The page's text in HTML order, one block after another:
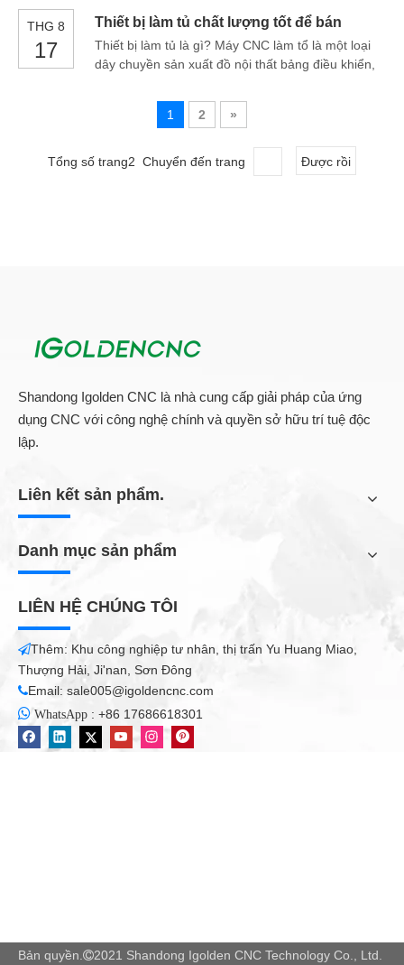
trang bị hai bảng làm việc dọc theo hướng có
chiều dài của hỗ trợ nền tảng ở đầu hỗ trợ bàn
làm việc và t
THG 8
17
Thiết bị làm tủ chất lượng tốt để bán
Thiết bị làm tủ là gì? Máy CNC làm tổ là một loại
dây chuyền sản xuất đồ nội thất bảng điều khiển,
nội thất tùy chỉnh như làm đồ nội thất bảng điều
khiển, làm cửa tủ, làm cửa tủ quần áo, làm cửa
1 2 »
Tổng số trang2 Chuyển đến trang Được rồi
Shandong Igolden CNC là nhà cung cấp giải pháp của ứng
dụng CNC với công nghệ chính và quyền sở hữu trí tuệ độc
lập.
Liên kết sản phẩm.
Danh mục sản phẩm
LIÊN HỆ CHÚNG TÔI
Thêm: Khu công nghiệp tư nhân, thị trấn Yu Huang Miao,
Thượng Hải, Ji'nan, Sơn Đông
Email: sale005@igoldencnc.com
 WhatsApp : +86 17686618301
Bản quyền. 2021 Shandong Igolden CNC Technology Co., Ltd.